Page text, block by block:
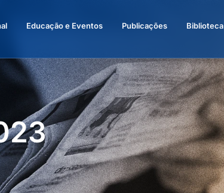
Educação e Eventos Publicações Biblioteca